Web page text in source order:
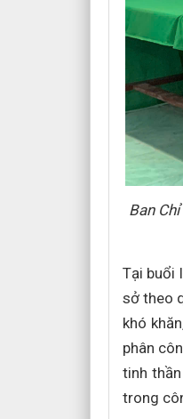
Ban
Tại buổi
sở theo
khó
phân
tinh
trong